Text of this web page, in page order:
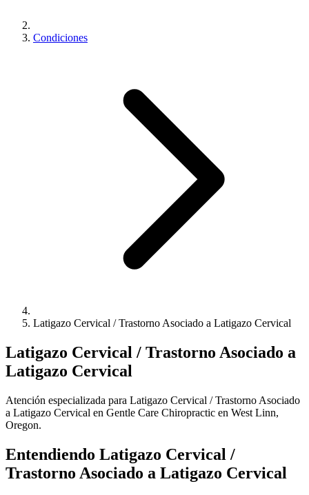
Condiciones
Latigazo Cervical / Trastorno Asociado a Latigazo Cervical
Latigazo Cervical / Trastorno Asociado a
Latigazo Cervical
Atención especializada para Latigazo Cervical / Trastorno Asociado
a Latigazo Cervical en Gentle Care Chiropractic en West Linn,
Oregon.
Entendiendo Latigazo Cervical /
Trastorno Asociado a Latigazo Cervical